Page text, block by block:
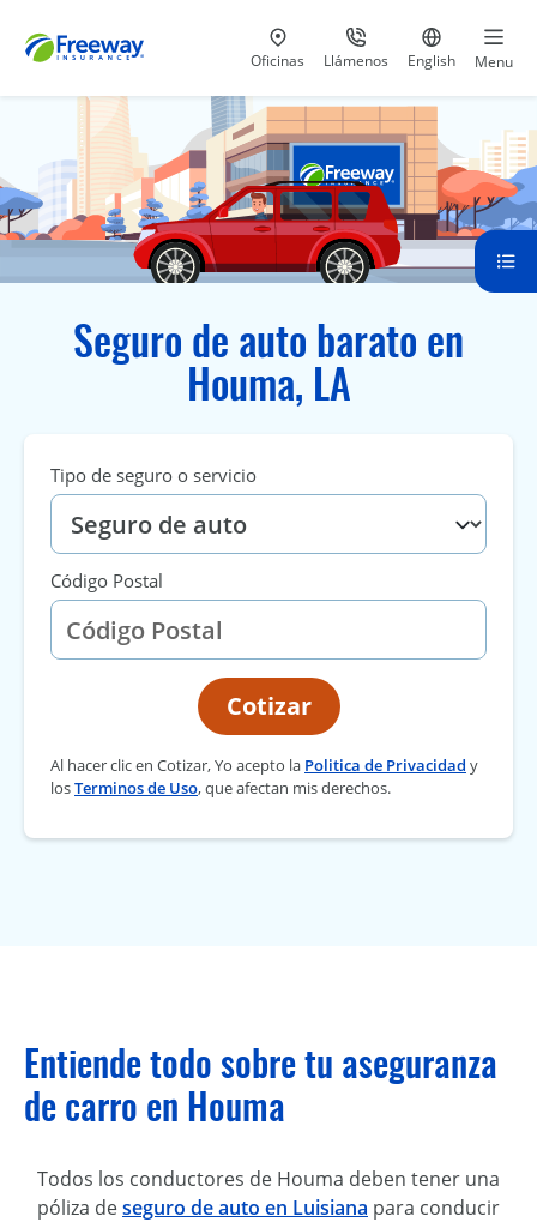
Visita nuestras
Oficinas Llámenos
al 800-441-5533
Ir al sitio
English Menu
Seguro de auto barato en
Houma, LA
Tipo de seguro o servicio
Código Postal
Cotizar
Al hacer clic en Cotizar, Yo acepto la Politica de Privacidad y
losTerminos de Uso, que afectan mis derechos.
Entiende todo sobre tu aseguranza
de carro en Houma
Todos los conductores de Houma deben tener una
póliza deseguro de auto en Luisiana para conducir